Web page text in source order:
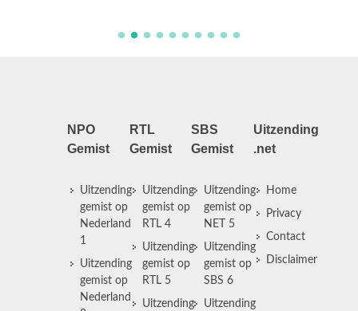
NPO
Gemist
Uitzending
gemist op
Nederland
1
Uitzending
gemist op
Nederland
RTL
Gemist
Uitzending
gemist op
RTL 4
Uitzending
gemist op
RTL 5
Uitzending
SBS
Gemist
Uitzending
gemist op
NET 5
Uitzending
gemist op
SBS 6
Uitzending
Uitzending
.net
Home
Privacy
Contact
Disclaimer